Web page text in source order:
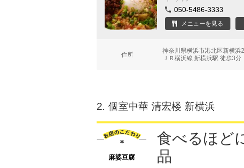
050-5486-3333
メニューを見る
住所
神奈川県横浜市港北区新横
ＪＲ横浜線 新横浜駅 徒歩3分
2. 個室中華 清宏楼 新横浜
麻婆豆腐
食べるほど
品